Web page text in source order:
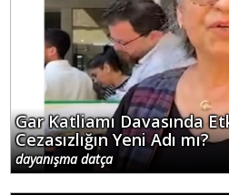
Gar Katliamı Davasında
Cezasızlığın Yeni Adı mı?
dayanışma datça